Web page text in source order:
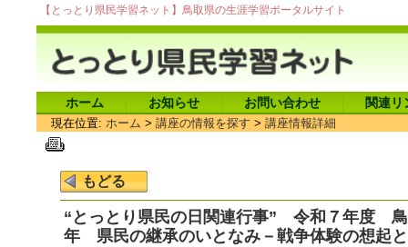
【とっとり県民学習ネット】鳥取県の生涯学習ポータルサイト
ホーム お知らせ お問い合わせ 関連リ
現在位置: ホーム > 講座の情報を探す > 講座情報詳細
“とっとり県民の日関連行事” 令和７年度
年 県民の継承のいとなみ－戦争体験の想起